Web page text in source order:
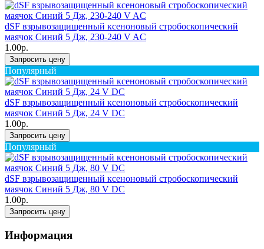
dSF взрывозащищенный ксеноновый стробоскопический
маячок Синий 5 Дж, 230-240 V AC
1.00р.
Запросить цену
Популярный
dSF взрывозащищенный ксеноновый стробоскопический
маячок Синий 5 Дж, 24 V DC
1.00р.
Запросить цену
Популярный
dSF взрывозащищенный ксеноновый стробоскопический
маячок Синий 5 Дж, 80 V DC
1.00р.
Запросить цену
Информация